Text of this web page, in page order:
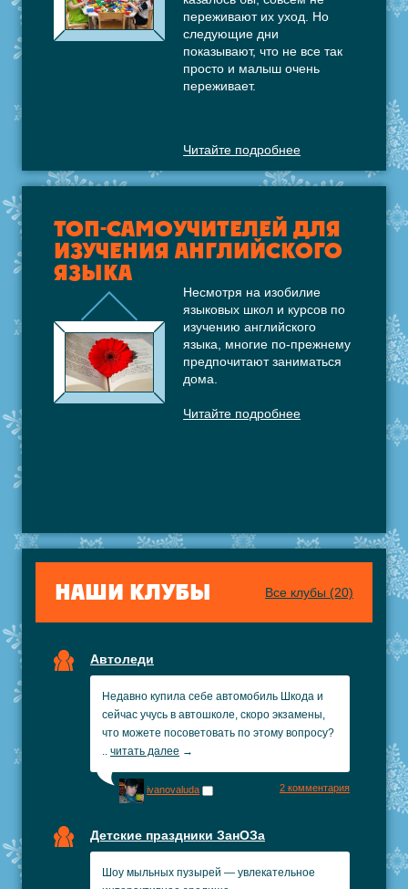
переживают их уход. Но
следующие дни
показывают, что не все так
просто и малыш очень
переживает.
Читайте подробнее
ТОП-САМОУЧИТЕЛЕЙ ДЛЯ
ИЗУЧЕНИЯ АНГЛИЙСКОГО
ЯЗЫКА
Несмотря на изобилие
языковых школ и курсов по
изучению английского
языка, многие по-прежнему
предпочитают заниматься
дома.
Читайте подробнее
НАШИ КЛУБЫ Все клубы (20)
Автоледи
Недавно купила себе автомобиль Шкода и
сейчас учусь в автошколе, скоро экзамены,
что можете посоветовать по этому вопросу?
.. читать далее →
ivanovaluda 2 комментария
Детские праздники ЗанОЗа
Шоу мыльных пузырей — увлекательное